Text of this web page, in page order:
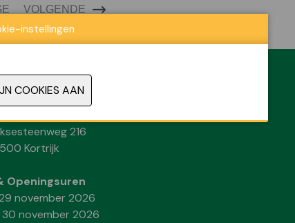
VOLGENDE
Locatie
216
Kortrijk
Openingsuren
november 2026
30 november 2026
instellingen